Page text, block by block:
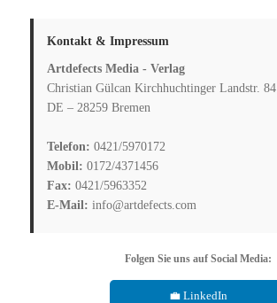
Kontakt & Impressum
Artdefects Media - Verlag
Christian Gülcan Kirchhuchtinger Landstr. 84
DE – 28259 Bremen
Telefon: 0421/5970172
Mobil: 0172/4371456
Fax: 0421/5963352
E-Mail: info@artdefects.com
Folgen Sie uns auf Social Media:
💼 LinkedIn